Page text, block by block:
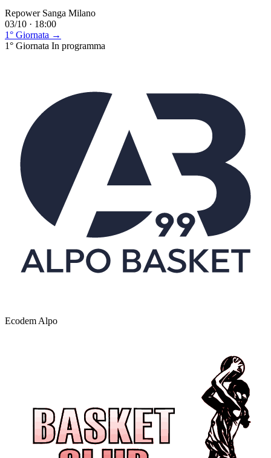
Repower Sanga Milano
03/10 · 18:00
1° Giornata →
1° Giornata In programma
Ecodem Alpo